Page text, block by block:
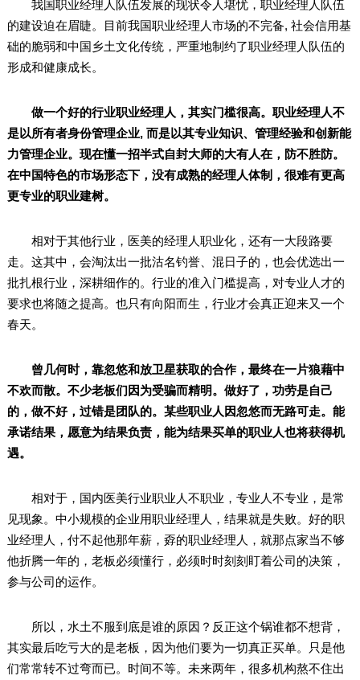
我国职业经理人队伍发展的现状令人堪忧，职业经理人队伍
的建设迫在眉睫。目前我国职业经理人市场的不完备, 社会信用基
础的脆弱和中国乡土文化传统，严重地制约了职业经理人队伍的
形成和健康成长。
做一个好的行业职业经理人，其实门槛很高。职业经理人不
是以所有者身份管理企业, 而是以其专业知识、管理经验和创新能
力管理企业。现在懂一招半式自封大师的大有人在，防不胜防。
在中国特色的市场形态下，没有成熟的经理人体制，很难有更高
更专业的职业建树。
相对于其他行业，医美的经理人职业化，还有一大段路要
走。这其中，会淘汰出一批沽名钓誉、混日子的，也会优选出一
批扎根行业，深耕细作的。行业的准入门槛提高，对专业人才的
要求也将随之提高。也只有向阳而生，行业才会真正迎来又一个
春天。
曾几何时，靠忽悠和放卫星获取的合作，最终在一片狼藉中
不欢而散。不少老板们因为受骗而精明。做好了，功劳是自己
的，做不好，过错是团队的。某些职业人因忽悠而无路可走。能
承诺结果，愿意为结果负责，能为结果买单的职业人也将获得机
遇。
相对于，国内医美行业职业人不职业，专业人不专业，是常
见现象。中小规模的企业用职业经理人，结果就是失败。好的职
业经理人，付不起他那年薪，孬的职业经理人，就那点家当不够
他折腾一年的，老板必须懂行，必须时时刻刻盯着公司的决策，
参与公司的运作。
所以，水土不服到底是谁的原因？反正这个锅谁都不想背，
其实最后吃亏大的是老板，因为他们要为一切真正买单。只是他
们常常转不过弯而已。时间不等。未来两年，很多机构熬不住出